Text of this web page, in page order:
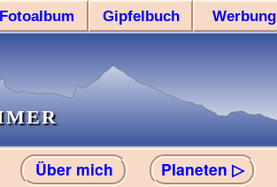
Fotoalbum Gipfelbuch Werbung
Über mich Planeten ▷